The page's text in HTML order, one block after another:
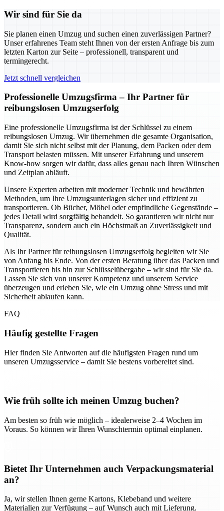
Wir sind für Sie da
Sie planen einen Umzug und suchen einen zuverlässigen Partner?
Unser erfahrenes Team steht Ihnen von der ersten Anfrage bis zum
letzten Karton zur Seite – professionell, transparent und
termingerecht.
Jetzt schnell vergleichen
Professionelle Umzugsfirma – Ihr Partner für
reibungslosen Umzugserfolg
Eine professionelle Umzugsfirma ist der Schlüssel zu einem
reibungslosen Umzug. Wir übernehmen die gesamte Organisation,
damit Sie sich nicht selbst mit der Planung, dem Packen oder dem
Transport belasten müssen. Mit unserer Erfahrung und unserem
Know-how sorgen wir dafür, dass alles genau nach Ihren Wünschen
und Zeitplan abläuft.
Unsere Experten arbeiten mit moderner Technik und bewährten
Methoden, um Ihre Umzugsunterlagen sicher und effizient zu
transportieren. Ob Bücher, Möbel oder empfindliche Gegenstände –
jedes Detail wird sorgfältig behandelt. So garantieren wir nicht nur
Transparenz, sondern auch ein Höchstmaß an Zuverlässigkeit und
Qualität.
Als Ihr Partner für reibungslosen Umzugserfolg begleiten wir Sie
von Anfang bis Ende. Von der ersten Beratung über das Packen und
Transportieren bis hin zur Schlüsselübergabe – wir sind für Sie da.
Lassen Sie sich von unserer Kompetenz und unserem Service
überzeugen und erleben Sie, wie ein Umzug ohne Stress und mit
Sicherheit ablaufen kann.
FAQ
Häufig gestellte Fragen
Hier finden Sie Antworten auf die häufigsten Fragen rund um
unseren Umzugsservice – damit Sie bestens vorbereitet sind.
Wie früh sollte ich meinen Umzug buchen?
Am besten so früh wie möglich – idealerweise 2–4 Wochen im
Voraus. So können wir Ihren Wunschtermin optimal einplanen.
Bietet Ihr Unternehmen auch Verpackungsmaterial
an?
Ja, wir stellen Ihnen gerne Kartons, Klebeband und weitere
Materialien zur Verfügung – auf Wunsch auch mit Lieferung.